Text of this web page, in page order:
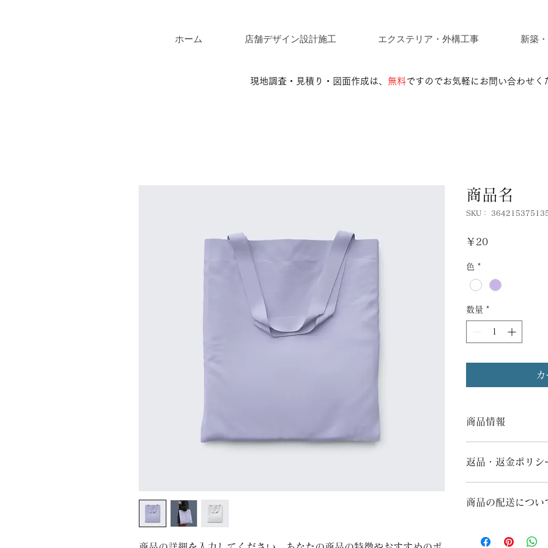
ホーム 店舗デザイン設計施工 エクステリア・外構工事 新築
現地調査・見積り・図面作成は、 無料ですのでお気軽にお問い合わせく
商品名
SKU：
￥20
色 *
数量 *
商品情報
明に加え、商品の特
返品・返金ポリシ
満足しなかった場合
だけます。
商品の配送につい
する情報を入力して